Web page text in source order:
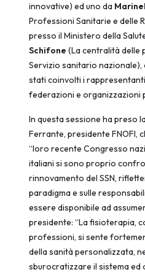
innovative) ed uno da
Professioni Sanitarie e delle
presso il Ministero della
Schifone (La centralità delle
Servizio sanitario nazionale),
stati coinvolti i
federazioni e organizzazioni
In questa sessione ha preso
Ferrante, presidente FNOFI,
“loro recente Congresso
italiani si sono proprio
rinnovamento del SSN,
paradigma e sulle
essere disponibile ad
presidente: “La fisioterapia,
professioni, si sente
della sanità personalizzata,
sburocratizzare il sistema ed